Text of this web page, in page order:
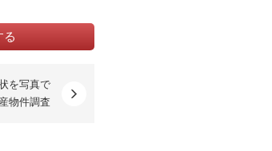
る
を写真で
物件調査